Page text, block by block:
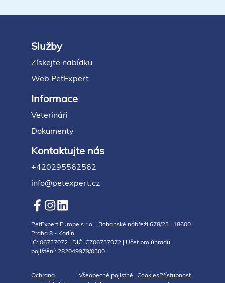
Footer
Služby
Získejte nabídku
Web PetExpert
Informace
Veterináři
Dokumenty
Kontaktujte nás
+420295562562
info@petexpert.cz
PetExpert Europe s.r.o. | Rohanské nábřeží 678/23 | 18600
Praha 8 - Karlín
IČ: 06737072 | DIČ: CZ06737072 | Účet pro úhradu
pojištění: 282049979/0300
Ochrana
Všeobecné pojistné
CookiesPřístupnost